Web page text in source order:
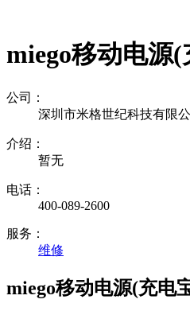
miego移动电源(
公司：
深圳市米格世纪科技有限
介绍：
暂无
电话：
400-089-2600
服务：
维修
miego移动电源(充电